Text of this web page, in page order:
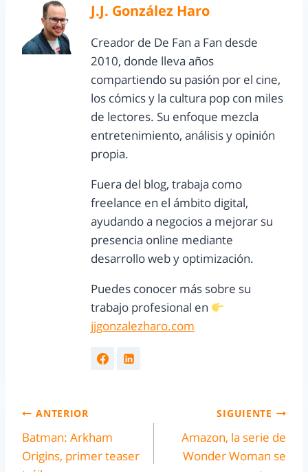
J.J. González Haro
Creador de De Fan a Fan desde
2010, donde lleva años
compartiendo su pasión por el cine,
los cómics y la cultura pop con miles
de lectores. Su enfoque mezcla
entretenimiento, análisis y opinión
propia.
Fuera del blog, trabaja como
freelance en el ámbito digital,
ayudando a negocios a mejorar su
presencia online mediante
desarrollo web y optimización.
Puedes conocer más sobre su
trabajo profesional en
jjgonzalezharo.com
ANTERIOR
Batman: Arkham
Origins, primer teaser
SIGUIENTE
Amazon, la serie de
Wonder Woman se